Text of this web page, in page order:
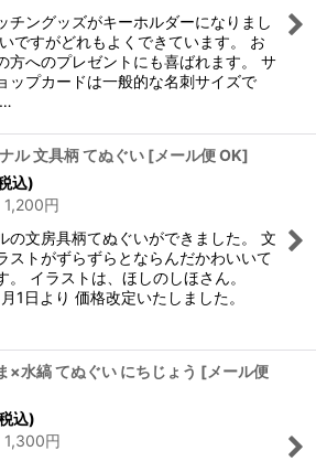
チングッズがキーホルダーになりまし
ですがどれもよくできています。 お
方へのプレゼントにも喜ばれます。 サ
ップカードは一般的な名刺サイズで
ル 文具柄 てぬぐい [メール便 OK]
込)
1,200円
の文房具柄てぬぐいができました。 文
ストがずらずらとならんだかわいいて
。 イラストは、ほしのしほさん。
1日より 価格改定いたしました。
×水縞 てぬぐい にちじょう [メール便
込)
1,300円